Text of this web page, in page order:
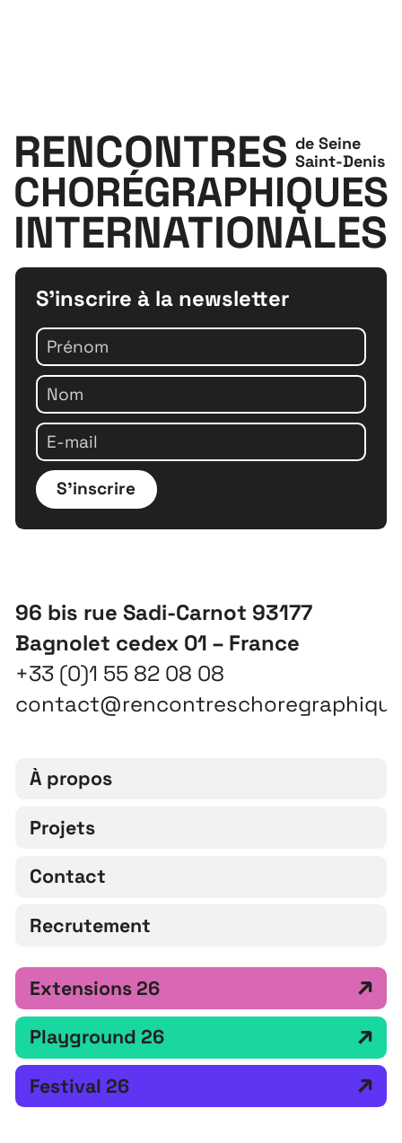
RENCONTRES
CHORÉGRAPHIQUES
INTERNATIONALES
de Seine
Saint-Denis
S'inscrire à la newsletter
S'inscrire
96 bis rue Sadi-Carnot 93177
Bagnolet cedex 01 – France
+33 (0)1 55 82 08 08
À propos
Projets
Contact
Recrutement
Extensions 26
Playground 26
Festival 26